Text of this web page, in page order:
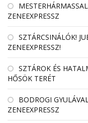
ZENEEXPRESSZ
SZTÁRCSINÁLÓK!
ZENEEXPRESSZ!
SZTÁROK ÉS
HŐSÖK TERÉT
BODROGI
ZENEEXPRESSZ